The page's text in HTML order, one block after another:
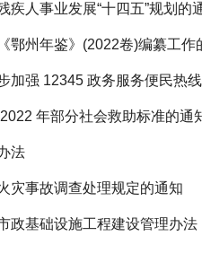
疾人事业发展“十四五”规划的
鄂州年鉴》(2022卷)编纂工作
加强 12345 政务服务便民热
年部分社会救助标准的通
法
灾事故调查处理规定的通知
政基础设施工程建设管理办法